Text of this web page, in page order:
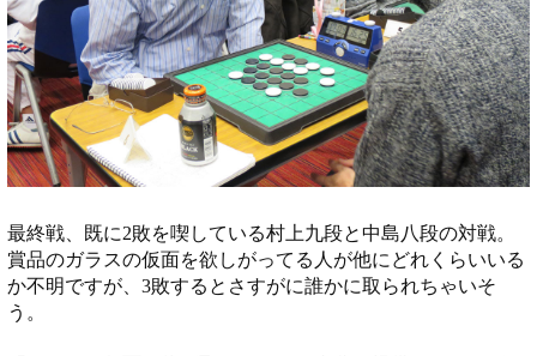
最終戦、既に2敗を喫している村上九段と中島八段の対戦。
賞品のガラスの仮面を欲しがってる人が他にどれくらいいる
か不明ですが、3敗するとさすがに誰かに取られちゃいそ
う。